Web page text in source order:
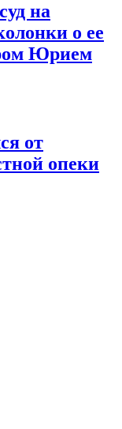
на
о ее
Юрием
от
опеки